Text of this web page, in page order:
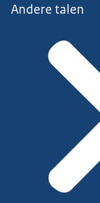
Andere talen